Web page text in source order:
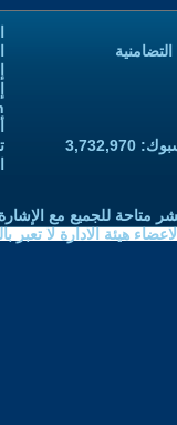
متاحة للجميع مع
هيئة الادارة لا تعبر